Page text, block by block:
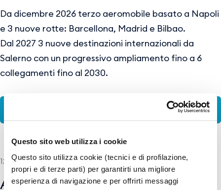
Questo sito web utilizza i cookie
Questo sito utilizza cookie (tecnici e di profilazione,
propri e di terze parti) per garantirti una migliore
esperienza di navigazione e per offrirti messaggi
Da dicembre 2026 terzo aeromobile basato a Napoli
e 3 nuove rotte: Barcellona, Madrid e Bilbao.
Dal 2027 3 nuove destinazioni internazionali da
Salerno con un progressivo ampliamento fino a 6
collegamenti fino al 2030.
12 MAGGIO 2026
American Airlines e GESAC